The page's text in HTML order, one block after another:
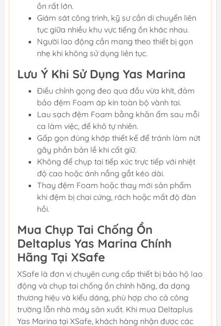
ồn rất lớn.
Giám sát công trình, kỹ sư cần di chuyển liên
tục giữa nhiều khu vực tiếng ồn khác nhau.
Người lao động cần mang theo thiết bị gọn
nhẹ khi không sử dụng liên tục.
Lưu Ý Khi Sử Dụng Yas Marina
Điều chỉnh gọng đeo qua đầu vừa khít, đảm
bảo đệm Foam áp kín toàn bộ vành tai.
Lau sạch đệm Foam bằng khăn ẩm sau mỗi
ca làm việc, để khô tự nhiên.
Gấp gọn đúng khớp thiết kế để tránh làm nứt
gãy phần bản lề khi cất giữ.
Không để chụp tai tiếp xúc trực tiếp với nhiệt
độ cao hoặc ánh nắng gắt kéo dài.
Thay đệm Foam hoặc thay mới sản phẩm
khi đệm bị chai cứng, rách hoặc mất độ đàn
hồi.
Mua Chụp Tai Chống Ồn
Deltaplus Yas Marina Chính
Hãng Tại XSafe
XSafe là đơn vị chuyên cung cấp thiết bị bảo hộ lao
động và chụp tai chống ồn chính hãng, đa dạng
thương hiệu và kiểu dáng, phù hợp cho cả công
trường lẫn nhà máy sản xuất. Khi mua Deltaplus
Yas Marina tại XSafe, khách hàng nhận được các